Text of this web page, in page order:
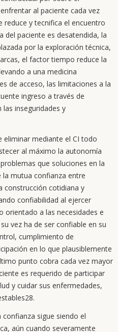
al paciente cada vez
y tecnifica el encuentro
del paciente es desatendida, la
por la exploración técnica,
el factor tiempo reduce la
a una medicina
de acceso, las limitaciones a la
ingreso a través de
las inseguridades y
eliminar mediante el CI todo
al máximo la autonomía
que soluciones en la
la mutua confianza entre
construcción cotidiana y
confiabilidad al ejercer
orientado a las necesidades e
vez ha de ser confiable en su
cumplimiento de
en lo que plausiblemente
punto cobra cada vez mayor
es requerido de participar
y cuidar sus enfermedades,
sigue siendo el
aún cuando severamente